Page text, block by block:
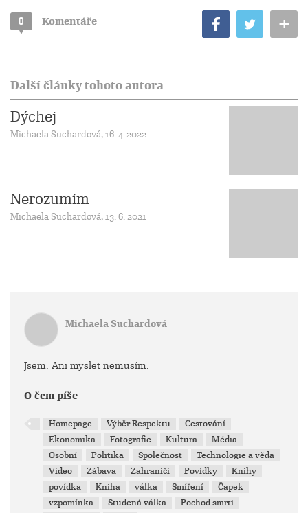
0 Komentáře +
Další články tohoto autora
Dýchej
Michaela Suchardová, 16. 4. 2022
Nerozumím
Michaela Suchardová, 13. 6. 2021
Michaela Suchardová
Jsem. Ani myslet nemusím.
O čem píše
Homepage Výběr Respektu
Cestování
Ekonomika
Fotografie Kultura
Média
Osobní
Politika Společnost
Technologie a věda
Video
Zábava Zahraničí Povídky
Knihy
povídka
Kniha válka Smíření
Čapek
vzpomínka
Studená válka Pochod smrti